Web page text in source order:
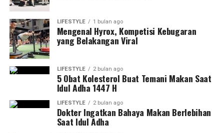
LIFESTYLE 1 bulan ago
Mengenal Hyrox, Kompetisi Kebugaran
yang Belakangan Viral
LIFESTYLE 2 bulan ago
5 Obat Kolesterol Buat Temani Makan Saat
Idul Adha 1447 H
LIFESTYLE 2 bulan ago
Dokter Ingatkan Bahaya Makan Berlebihan
Saat Idul Adha